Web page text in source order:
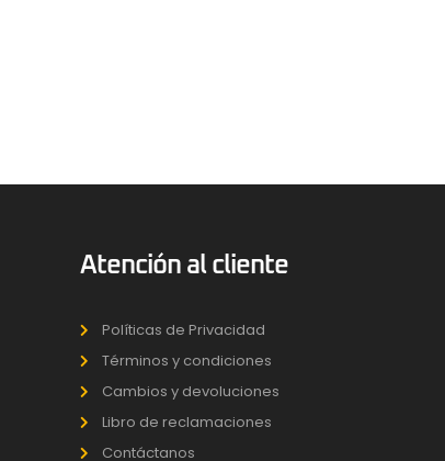
Atención al cliente
Políticas de Privacidad
Términos y condiciones
Cambios y devoluciones
Libro de reclamaciones
Contáctanos